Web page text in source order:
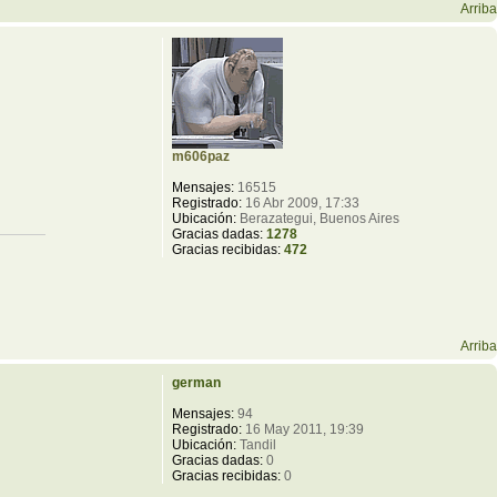
Arriba
m606paz
Mensajes:16515
Registrado:16 Abr 2009, 17:33
Ubicación:Berazategui, Buenos Aires
Gracias dadas: 1278
Gracias recibidas: 472
Arriba
german
Mensajes:94
Registrado:16 May 2011, 19:39
Ubicación:Tandil
Gracias dadas:0
Gracias recibidas:0